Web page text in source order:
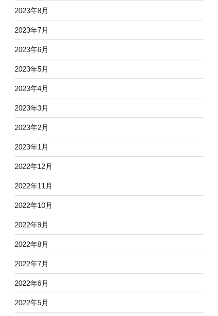
2023年8月
2023年7月
2023年6月
2023年5月
2023年4月
2023年3月
2023年2月
2023年1月
2022年12月
2022年11月
2022年10月
2022年9月
2022年8月
2022年7月
2022年6月
2022年5月